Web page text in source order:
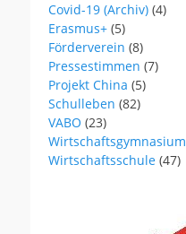
Covid-19 (Archiv) (4)
Erasmus+ (5)
Förderverein (8)
Pressestimmen (7)
Projekt China (5)
Schulleben (82)
VABO (23)
Wirtschaftsgymnasium
Wirtschaftsschule (47)